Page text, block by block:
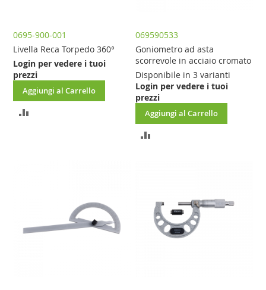
0695-900-001
Livella Reca Torpedo 360°
Login per vedere i tuoi
prezzi
Aggiungi al Carrello
AGGIUNGI
069590533
Goniometro ad asta
scorrevole in acciaio cromato
Disponibile in 3 varianti
Login per vedere i tuoi
prezzi
Aggiungi al Carrello